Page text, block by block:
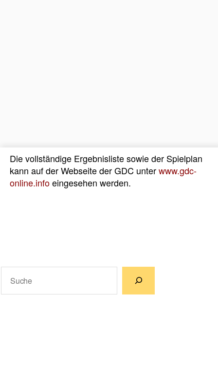
Die vollständige Ergebnisliste sowie der Spielplan
kann auf der Webseite der GDC unterwww.gdc-
online.infoeingesehen werden.